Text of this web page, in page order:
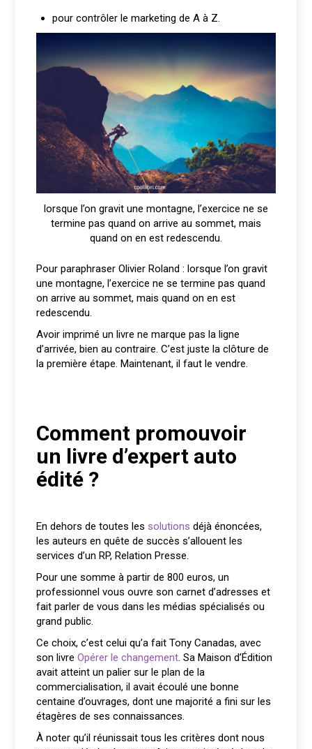
pour contrôler le marketing de A à Z.
lorsque l’on gravit une montagne, l’exercice ne se
termine pas quand on arrive au sommet, mais
quand on en est redescendu.
Pour paraphraser Olivier Roland : lorsque l’on gravit
une montagne, l’exercice ne se termine pas quand
on arrive au sommet, mais quand on en est
redescendu.
Avoir imprimé un livre ne marque pas la ligne
d’arrivée, bien au contraire. C’est juste la clôture de
la première étape. Maintenant, il faut le vendre.
Comment promouvoir
un livre d’expert auto
édité ?
En dehors de toutes les solutions déjà énoncées,
les auteurs en quête de succès s’allouent les
services d’un RP, Relation Presse.
Pour une somme à partir de 800 euros, un
professionnel vous ouvre son carnet d’adresses et
fait parler de vous dans les médias spécialisés ou
grand public.
Ce choix, c’est celui qu’a fait Tony Canadas, avec
son livreOpérer le changement. Sa Maison d’Édition
avait atteint un palier sur le plan de la
commercialisation, il avait écoulé une bonne
centaine d’ouvrages, dont une majorité a fini sur les
étagères de ses connaissances.
À noter qu’il réunissait tous les critères dont nous